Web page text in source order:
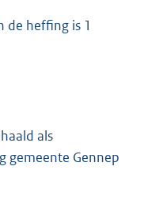
de heffing is 1
als
gemeente Gennep